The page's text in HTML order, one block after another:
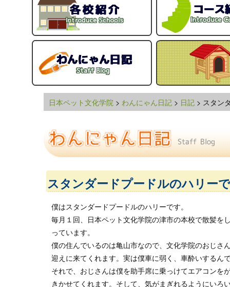
日本ペット文化学院 > わんにゃん日記 > 日記 > スタン
スタンダードプードルのハリー
僕はスタンダードプードルのハリーです。
毎月１回、日本ペット文化学院の津市の本校で散髪を
っています。
僕の住んでいるのは亀山市なので、文化学院のおじさ
迎えに来てくれます。実は僕車に弱く、車酔いするん
それで、おじさんは僕を助手席に乗っけてエアコンを
きかせてくれます。そして、気がまぎれるようにいろ